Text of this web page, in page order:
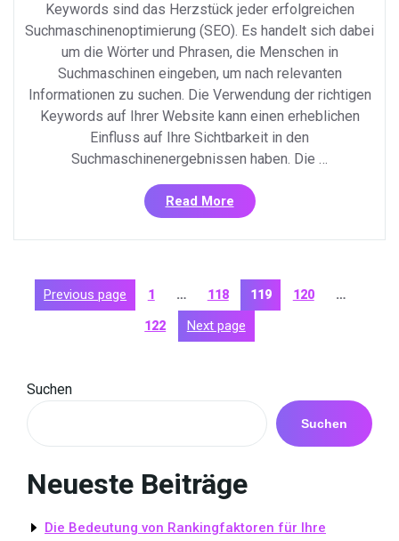
Keywords sind das Herzstück jeder erfolgreichen
Suchmaschinenoptimierung (SEO). Es handelt sich dabei
um die Wörter und Phrasen, die Menschen in
Suchmaschinen eingeben, um nach relevanten
Informationen zu suchen. Die Verwendung der richtigen
Keywords auf Ihrer Website kann einen erheblichen
Einfluss auf Ihre Sichtbarkeit in den
Suchmaschinenergebnissen haben. Die …
Read More«Die
Bedeutung
von
für
eine
SEO-
Posts
pagination
Previous page Page
1 … Page
118 Page
119 Page
120 …
122 Next page
Suchen
Suchen
Neueste Beiträge
Die Bedeutung von Rankingfaktoren für Ihre